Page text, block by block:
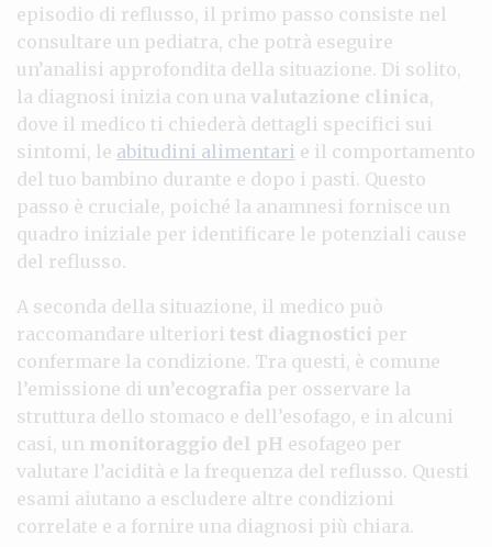
episodio di reflusso, il primo passo consiste nel
consultare un pediatra, che potrà eseguire
un’analisi approfondita della situazione. Di solito,
la diagnosi inizia con una valutazione clinica,
dove il medico ti chiederà dettagli specifici sui
sintomi, le abitudini alimentari e il comportamento
del tuo bambino durante e dopo i pasti. Questo
passo è cruciale, poiché la anamnesi fornisce un
quadro iniziale per identificare le potenziali cause
del reflusso.
A seconda della situazione, il medico può
raccomandare ulteriori test diagnostici per
confermare la condizione. Tra questi, è comune
l’emissione di un’ecografia per osservare la
struttura dello stomaco e dell’esofago, e in alcuni
casi, un monitoraggio del pH esofageo per
valutare l’acidità e la frequenza del reflusso. Questi
esami aiutano a escludere altre condizioni
correlate e a fornire una diagnosi più chiara.